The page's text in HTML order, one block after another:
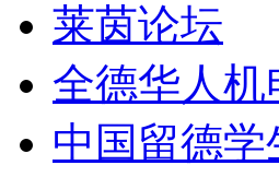
莱茵论坛
全德华人机
中国留德